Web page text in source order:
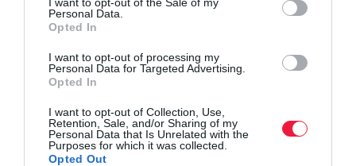
Personal Data.
Opted In
I want to opt-out of processing my
Personal Data for Targeted Advertising.
Opted In
I want to opt-out of Collection, Use,
Retention, Sale, and/or Sharing of my
Personal Data that Is Unrelated with the
Purposes for which it was collected.
Opted Out
Nagyon megdrágultak a céges bankszámlák: ezt
lehet tenni
Az utóbbi két évben 70 százalékkal is emelkedhettek a mikro- és
kisvállalkozások bankszámlavezetéshez kapcsolódó költségei.
Áfakörön kívüli egyéni vállalkozóknak előnyösebb, ha lakossági
számlára…